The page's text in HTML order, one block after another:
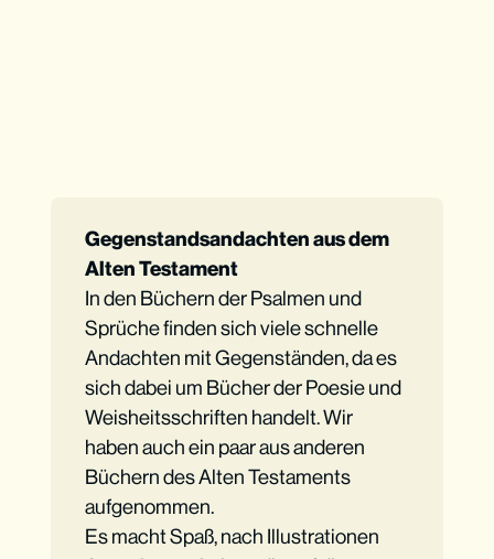
Gegenstandsandachten aus dem
Alten Testament
In den Büchern der Psalmen und
Sprüche finden sich viele schnelle
Andachten mit Gegenständen, da es
sich dabei um Bücher der Poesie und
Weisheitsschriften handelt. Wir
haben auch ein paar aus anderen
Büchern des Alten Testaments
aufgenommen.
Es macht Spaß, nach Illustrationen